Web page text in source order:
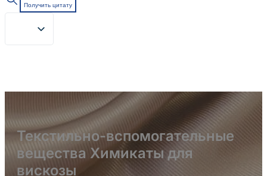
Получить цитату
Текстильно-вспомогательные
вещества Химикаты для
вискозы